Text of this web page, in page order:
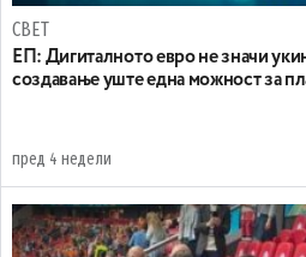
СВЕТ
ЕП: Дигиталното евро не значи
создавање уште една можност за
пред 4 недели